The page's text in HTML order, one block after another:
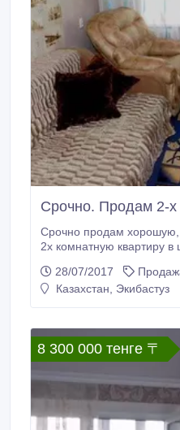
Срочно. Продам 2-х
Срочно продам хорошую, теплую меблированную
2х комнатную квартиру в
Телефон, интернет, лоджия застеклена. Вся
инфраструктура рядом; в шаговой доступности
28/07/2017
Казахстан, Экибастуз
8 300 000 тенге 〒